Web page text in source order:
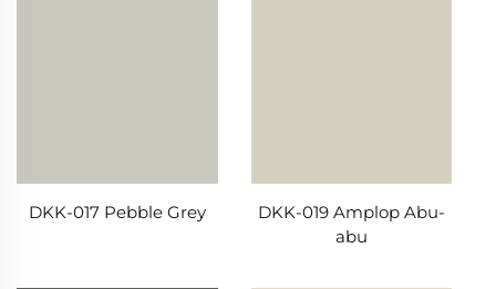
DKK-017 Pebble Grey
DKK-019 Amplop Abu-
abu